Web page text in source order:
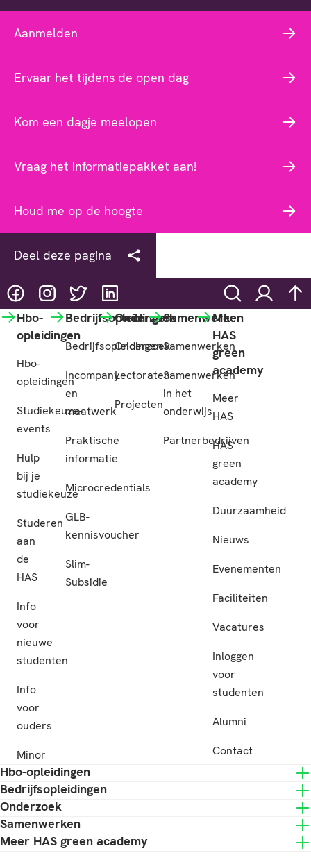
Aanmelden
Ervaar het tijdens de open dag
Kom een dagje meelopen
Vraag het informatiepakket aan!
Houd me op de hoogte
Deel deze pagina
@HASgreenacademy
@HASgreenacademy
@greenacademyHAS
@HASgreenacademy ZoekenInloggen
Hbo-
opleidingen
Hbo-
opleidingen
Studiekeuze-
events
Hulp
bij je
studiekeuze
Studeren
aan
de
HAS
Info
voor
nieuwe
studenten
Info
voor
ouders
Minor
Bedrijfsopleidingen
Bedrijfsopleidingen
Incompany
en
maatwerk
Praktische
informatie
Microcredentials
GLB-
kennisvoucher
Slim-
Subsidie
Onderzoek
Onderzoek
Lectoraten
Projecten
Samenwerken
Samenwerken
Samenwerken
in het
onderwijs
Partnerbedrijven
Meer
HAS
green
academy
Meer
HAS
HAS
green
academy
Duurzaamheid
Nieuws
Evenementen
Faciliteiten
Vacatures
Inloggen
voor
studenten
Alumni
Contact
Hbo-opleidingen
Bedrijfsopleidingen
Onderzoek
Samenwerken
Meer HAS green academy